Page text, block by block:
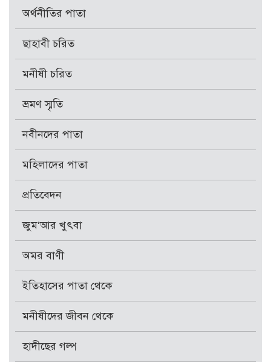
অর্থনীতির পাতা
ছাহাবী চরিত
মনীষী চরিত
ভ্রমণ স্মৃতি
নবীনদের পাতা
মহিলাদের পাতা
প্রতিবেদন
জুম‘আর খুৎবা
অমর বাণী
ইতিহাসের পাতা থেকে
মনীষীদের জীবন থেকে
হাদীছের গল্প